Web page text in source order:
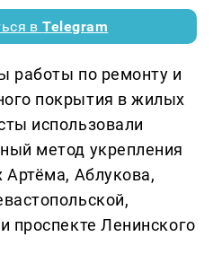
вTelegram
работы по ремонту и
покрытия в жилых
использовали
метод укрепления
Артёма, Аблукова,
проспекте Ленинского